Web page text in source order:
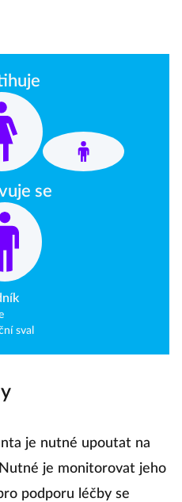
se
sval
je nutné upoutat na
je monitorovat jeho
podporu léčby se